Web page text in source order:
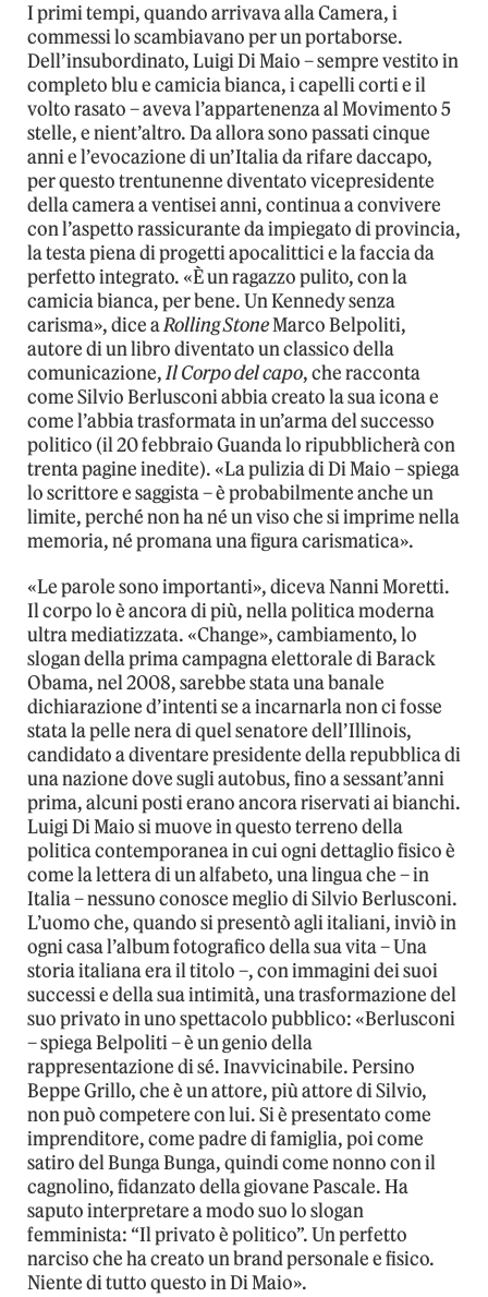
I primi tempi, quando arrivava alla Camera, i
commessi lo scambiavano per un portaborse.
Dell’insubordinato, Luigi Di Maio – sempre vestito in
completo blu e camicia bianca, i capelli corti e il
volto rasato – aveva l’appartenenza al Movimento 5
stelle, e nient’altro. Da allora sono passati cinque
anni e l’evocazione di un’Italia da rifare daccapo,
per questo trentunenne diventato vicepresidente
della camera a ventisei anni, continua a convivere
con l’aspetto rassicurante da impiegato di provincia,
la testa piena di progetti apocalittici e la faccia da
perfetto integrato. «È un ragazzo pulito, con la
camicia bianca, per bene. Un Kennedy senza
carisma», dice aRolling StoneMarco Belpoliti,
autore di un libro diventato un classico della
comunicazione,Il Corpo del capo, che racconta
come Silvio Berlusconi abbia creato la sua icona e
come l’abbia trasformata in un’arma del successo
politico (il 20 febbraio Guanda lo ripubblicherà con
trenta pagine inedite). «La pulizia di Di Maio – spiega
lo scrittore e saggista – è probabilmente anche un
limite, perché non ha né un viso che si imprime nella
memoria, né promana una figura carismatica».
«Le parole sono importanti», diceva Nanni Moretti.
Il corpo lo è ancora di più, nella politica moderna
ultra mediatizzata. «Change», cambiamento, lo
slogan della prima campagna elettorale di Barack
Obama, nel 2008, sarebbe stata una banale
dichiarazione d’intenti se a incarnarla non ci fosse
stata la pelle nera di quel senatore dell’Illinois,
candidato a diventare presidente della repubblica di
una nazione dove sugli autobus, fino a sessant’anni
prima, alcuni posti erano ancora riservati ai bianchi.
Luigi Di Maio si muove in questo terreno della
politica contemporanea in cui ogni dettaglio fisico è
come la lettera di un alfabeto, una lingua che – in
Italia – nessuno conosce meglio di Silvio Berlusconi.
L’uomo che, quando si presentò agli italiani, inviò in
ogni casa l’album fotografico della sua vita – Una
storia italiana era il titolo –, con immagini dei suoi
successi e della sua intimità, una trasformazione del
suo privato in uno spettacolo pubblico: «Berlusconi
– spiega Belpoliti – è un genio della
rappresentazione di sé. Inavvicinabile. Persino
Beppe Grillo, che è un attore, più attore di Silvio,
non può competere con lui. Si è presentato come
imprenditore, come padre di famiglia, poi come
satiro del Bunga Bunga, quindi come nonno con il
cagnolino, fidanzato della giovane Pascale. Ha
saputo interpretare a modo suo lo slogan
femminista: “Il privato è politico”. Un perfetto
narciso che ha creato un brand personale e fisico.
Niente di tutto questo in Di Maio».